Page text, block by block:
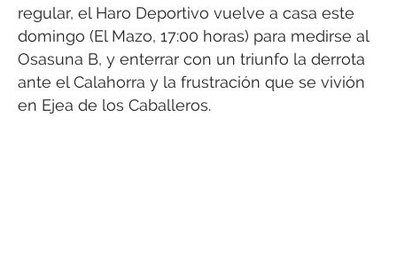
regular, el Haro Deportivo vuelve a casa este
domingo (El Mazo, 17:00 horas) para medirse al
Osasuna B, y enterrar con un triunfo la derrota
ante el Calahorra y la frustración que se vivión
en Ejea de los Caballeros.